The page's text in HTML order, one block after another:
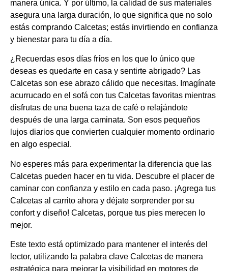
manera única. Y por último, la calidad de sus materiales
asegura una larga duración, lo que significa que no solo
estás comprando Calcetas; estás invirtiendo en confianza
y bienestar para tu día a día.
¿Recuerdas esos días fríos en los que lo único que
deseas es quedarte en casa y sentirte abrigado? Las
Calcetas son ese abrazo cálido que necesitas. Imagínate
acurrucado en el sofá con tus Calcetas favoritas mientras
disfrutas de una buena taza de café o relajándote
después de una larga caminata. Son esos pequeños
lujos diarios que convierten cualquier momento ordinario
en algo especial.
No esperes más para experimentar la diferencia que las
Calcetas pueden hacer en tu vida. Descubre el placer de
caminar con confianza y estilo en cada paso. ¡Agrega tus
Calcetas al carrito ahora y déjate sorprender por su
confort y diseño! Calcetas, porque tus pies merecen lo
mejor.
Este texto está optimizado para mantener el interés del
lector, utilizando la palabra clave Calcetas de manera
estratégica para mejorar la visibilidad en motores de